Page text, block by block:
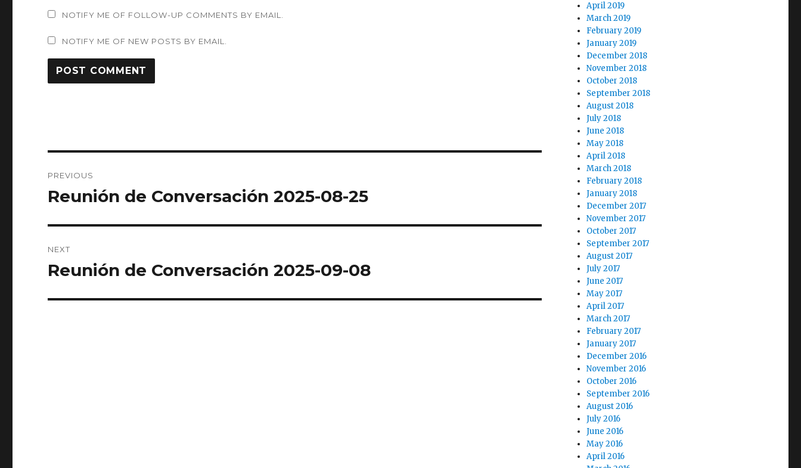
NOTIFY ME OF FOLLOW-UP COMMENTS BY EMAIL.
NOTIFY ME OF NEW POSTS BY EMAIL.
navigation
PREVIOUS
Previous
Reunión de Conversación 2025-08-25
NEXT
Next
Reunión de Conversación 2025-09-08
April 2019
March 2019
February 2019
January 2019
December 2018
November 2018
October 2018
September 2018
August 2018
July 2018
June 2018
May 2018
April 2018
March 2018
February 2018
January 2018
December 2017
November 2017
October 2017
September 2017
August 2017
July 2017
June 2017
May 2017
April 2017
March 2017
February 2017
January 2017
December 2016
November 2016
October 2016
September 2016
August 2016
July 2016
June 2016
May 2016
April 2016